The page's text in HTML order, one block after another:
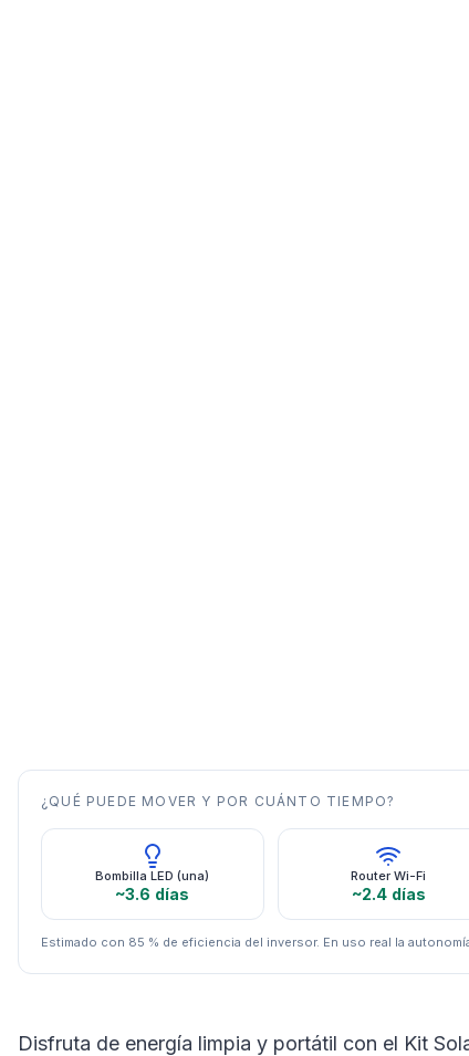
¿QUÉ PUEDE MOVER Y POR CUÁNTO TIEMPO?
Bombilla LED (una)
~3.6 días
Router Wi-Fi
~2.4 días
Estimado con 85 % de eficiencia del inversor. En uso real la
Disfruta de energía limpia y portátil con el Kit